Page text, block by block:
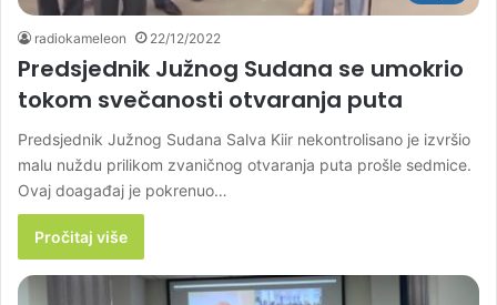
radiokameleon 22/12/2022
Predsjednik Južnog Sudana se umokrio
tokom svečanosti otvaranja puta
Predsjednik Južnog Sudana Salva Kiir nekontrolisano je izvršio
malu nuždu prilikom zvaničnog otvaranja puta prošle sedmice.
Ovaj doagađaj je pokrenuo…
Pročitaj više